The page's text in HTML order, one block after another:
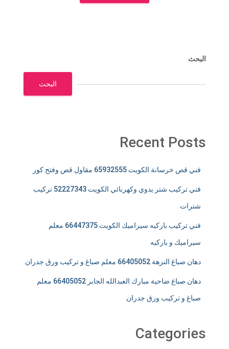
البحث
البحث
Recent Posts
فني قص خرسانة الكويت 65932555 مقاول قص وفتح كور
فني تركيب شتر يدوي وكهربائي الكويت 52227343 تركيب
شترات
فني تركيب باركيه سيراميك الكويت 66447375 معلم
سيراميك و باركيه
دهان صباغ النزهة 66405052 معلم صباغ و تركيب ورق جدران
دهان صباغ ضاحية مبارك العبدالله الجابر 66405052 معلم
صباغ و تركيب ورق جدران
Categories